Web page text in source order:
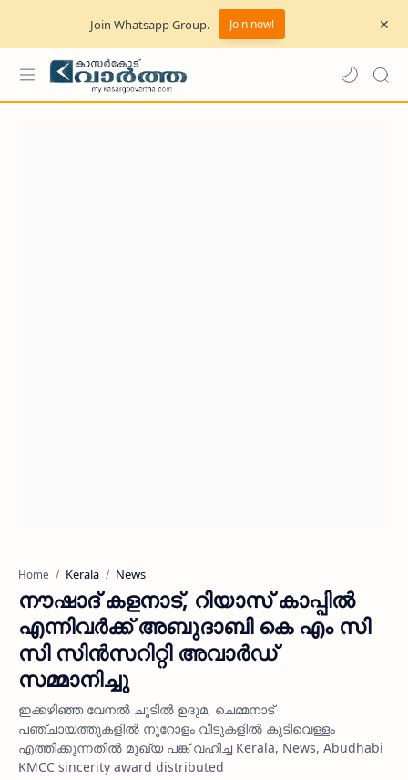
Join Whatsapp Group. Join now!
Home Kerala News
നൗഷാദ് കളനാട്, റിയാസ് കാപ്പില്‍
എന്നിവര്‍ക്ക് അബുദാബി കെ എം സി
സി സിന്‍സറിറ്റി അവാര്‍ഡ്
സമ്മാനിച്ചു
ഇക്കഴിഞ്ഞ വേനല്‍ ചൂടില്‍ ഉദുമ, ചെമ്മനാട്
പഞ്ചായത്തുകളില്‍ നൂറോളം വീടുകളില്‍ കുടിവെള്ളം
എത്തിക്കുന്നതില്‍ മുഖ്യ പങ്ക് വഹിച്ച Kerala, News, Abudhabi
KMCC sincerity award distributed